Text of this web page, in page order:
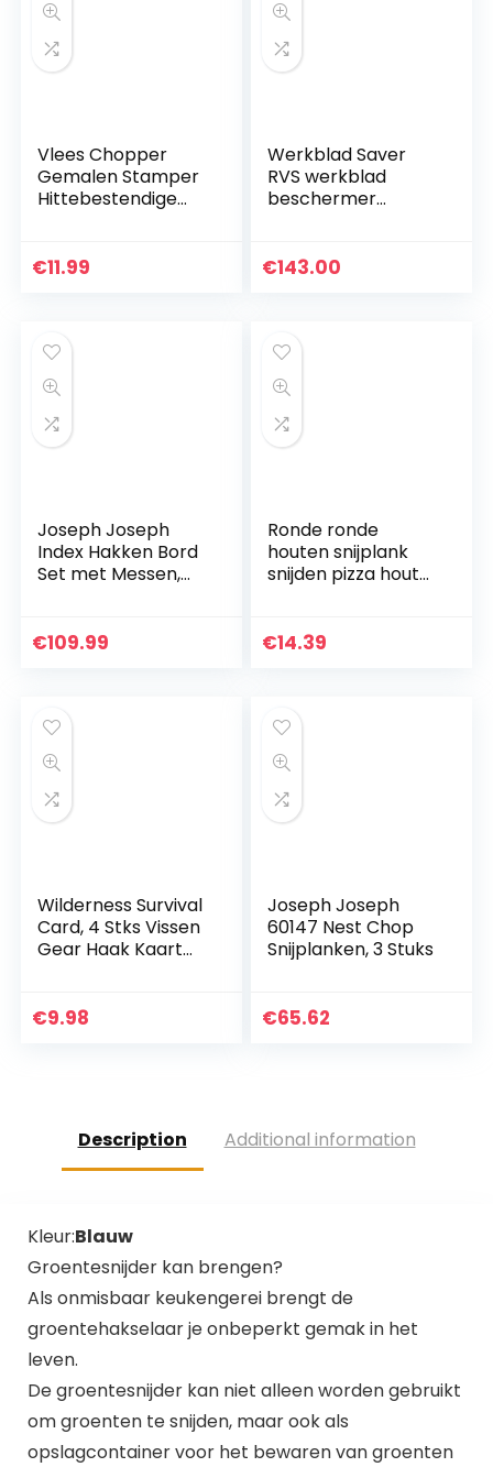
Vlees Chopper
Gemalen Stamper
Hittebestendige
Chopper Stamper
€11.99
Werkblad Saver
RVS werkblad
beschermer
ZHAOFENGMING
€143.00
Joseph Joseph
Index Hakken Bord
Set met Messen,
€109.99
Ronde ronde
houten snijplank
snijden pizza hout
€14.39
Wilderness Survival
Card, 4 Stks Vissen
Gear Haak Kaart
Camping Supplies
€9.98
Joseph Joseph
60147 Nest Chop
Snijplanken, 3 Stuks
€65.62
Description Additional information
Kleur:Blauw
Groentesnijder kan brengen?
Als onmisbaar keukengerei brengt de
groentehakselaar je onbeperkt gemak in het
leven.
De groentesnijder kan niet alleen worden gebruikt
om groenten te snijden, maar ook als
opslagcontainer voor het bewaren van groenten